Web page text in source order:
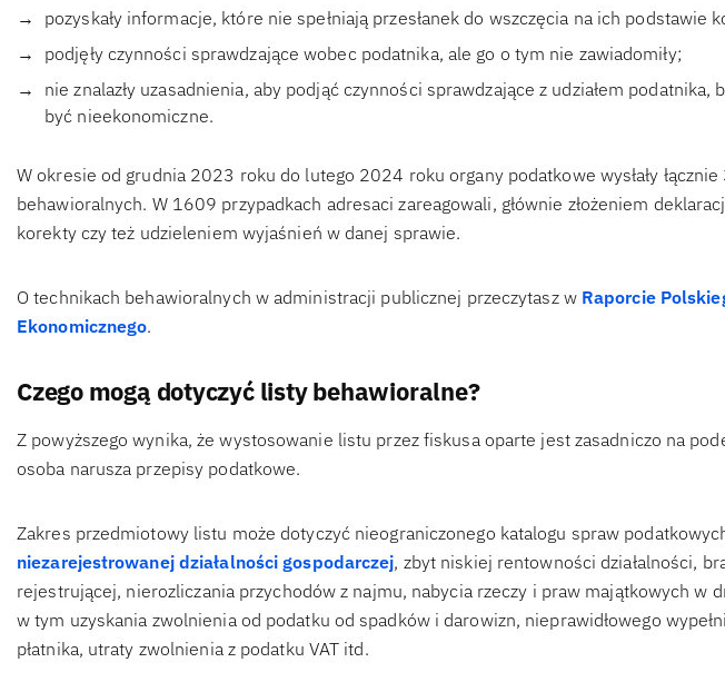
pozyskały informacje, które nie spełniają przesłanek do wszczęcia na ich podstawie
podjęły czynności sprawdzające wobec podatnika, ale go o tym nie zawiadomiły;
nie znalazły uzasadnienia, aby podjąć czynności sprawdzające z udziałem podatnika,
być nieekonomiczne.
W okresie od grudnia 2023 roku do lutego 2024 roku organy podatkowe wysłały
behawioralnych. W 1609 przypadkach adresaci zareagowali, głównie złożeniem
korekty czy też udzieleniem wyjaśnień w danej sprawie.
O technikach behawioralnych w administracji publicznej przeczytasz w Raporcie
Ekonomicznego.
Czego mogą dotyczyć listy behawioralne?
Z powyższego wynika, że wystosowanie listu przez fiskusa oparte jest zasadniczo na
osoba narusza przepisy podatkowe.
Zakres przedmiotowy listu może dotyczyć nieograniczonego katalogu spraw
niezarejestrowanej działalności gospodarczej, zbyt niskiej rentowności działalności,
rejestrującej, nierozliczania przychodów z najmu, nabycia rzeczy i praw majątkowych w
w tym uzyskania zwolnienia od podatku od spadków i darowizn, nieprawidłowego
płatnika, utraty zwolnienia z podatku VAT itd.